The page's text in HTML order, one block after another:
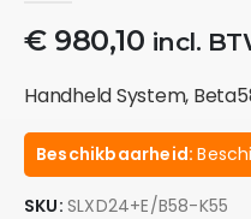
€980,10 incl.
Handheld System,
Beschikbaarheid:
SKU: SLXD24+E/B58-K55